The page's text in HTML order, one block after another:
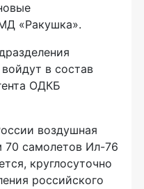
«Ракушка».
в состав
ОДКБ
воздушная
70 самолетов Ил-76
круглосуточно
российского